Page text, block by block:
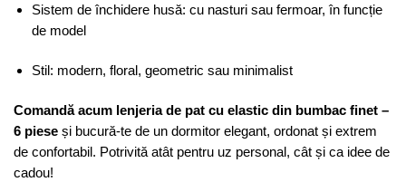
Sistem de închidere husă: cu nasturi sau fermoar, în funcție
de model
Stil: modern, floral, geometric sau minimalist
Comandă acum lenjeria de pat cu elastic din bumbac finet –
6 piese și bucură-te de un dormitor elegant, ordonat și extrem
de confortabil. Potrivită atât pentru uz personal, cât și ca idee de
cadou!